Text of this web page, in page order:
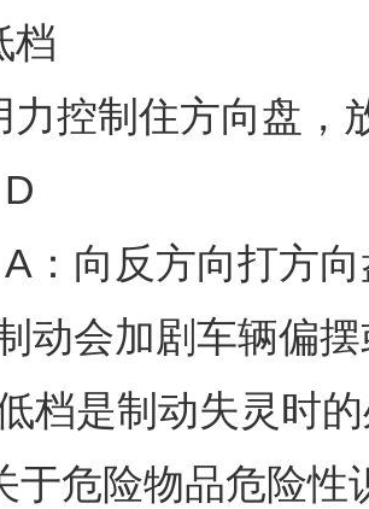
档
力控制住方向盘，
A：向反方向打方
动会加剧车辆偏
档是制动失灵时
于危险物品危险